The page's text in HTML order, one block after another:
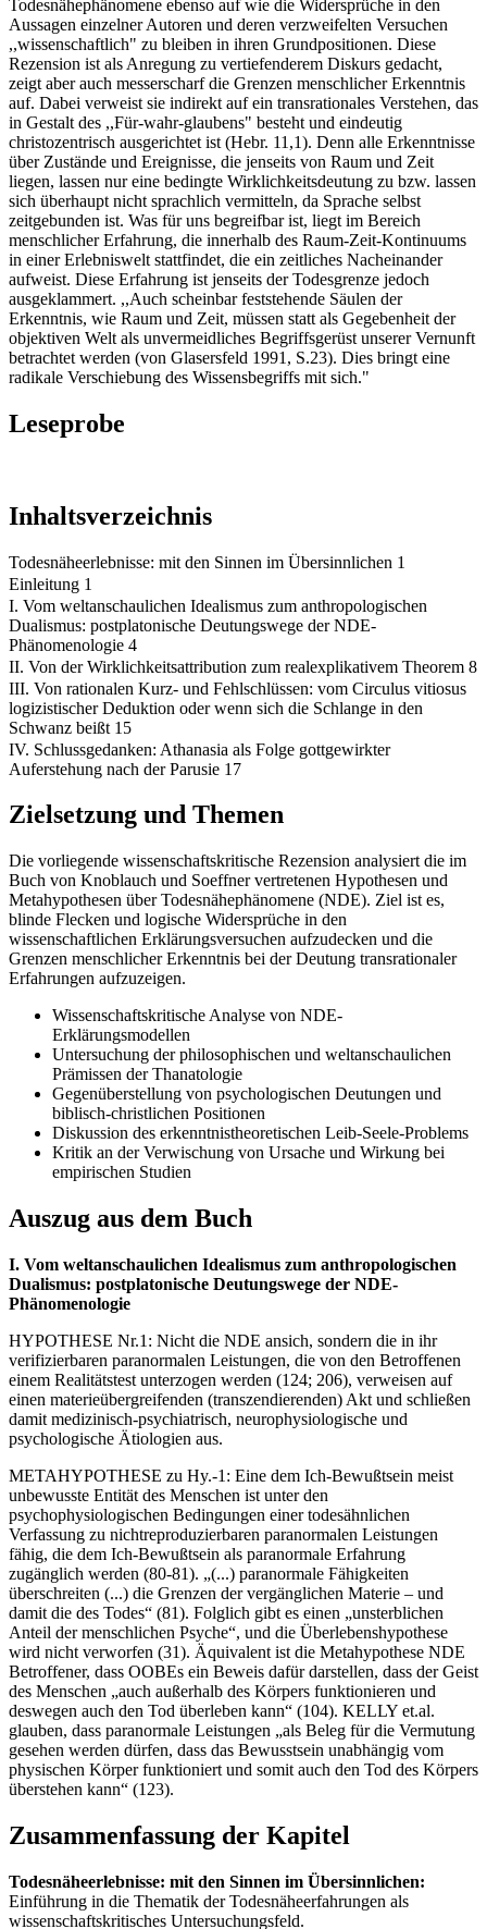
Todesnähephänomene ebenso auf wie die Widersprüche in den
Aussagen einzelner Autoren und deren verzweifelten Versuchen
,,wissenschaftlich" zu bleiben in ihren Grundpositionen. Diese
Rezension ist als Anregung zu vertiefenderem Diskurs gedacht,
zeigt aber auch messerscharf die Grenzen menschlicher Erkenntnis
auf. Dabei verweist sie indirekt auf ein transrationales Verstehen, das
in Gestalt des ,,Für-wahr-glaubens" besteht und eindeutig
christozentrisch ausgerichtet ist (Hebr. 11,1). Denn alle Erkenntnisse
über Zustände und Ereignisse, die jenseits von Raum und Zeit
liegen, lassen nur eine bedingte Wirklichkeitsdeutung zu bzw. lassen
sich überhaupt nicht sprachlich vermitteln, da Sprache selbst
zeitgebunden ist. Was für uns begreifbar ist, liegt im Bereich
menschlicher Erfahrung, die innerhalb des Raum-Zeit-Kontinuums
in einer Erlebniswelt stattfindet, die ein zeitliches Nacheinander
aufweist. Diese Erfahrung ist jenseits der Todesgrenze jedoch
ausgeklammert. ,,Auch scheinbar feststehende Säulen der
Erkenntnis, wie Raum und Zeit, müssen statt als Gegebenheit der
objektiven Welt als unvermeidliches Begriffsgerüst unserer Vernunft
betrachtet werden (von Glasersfeld 1991, S.23). Dies bringt eine
radikale Verschiebung des Wissensbegriffs mit sich."
Leseprobe
Inhaltsverzeichnis
Todesnäheerlebnisse: mit den Sinnen im Übersinnlichen 1
Einleitung 1
I. Vom weltanschaulichen Idealismus zum anthropologischen
Dualismus: postplatonische Deutungswege der NDE-
Phänomenologie 4
II. Von der Wirklichkeitsattribution zum realexplikativem Theorem 8
III. Von rationalen Kurz- und Fehlschlüssen: vom Circulus vitiosus
logizistischer Deduktion oder wenn sich die Schlange in den
Schwanz beißt 15
IV. Schlussgedanken: Athanasia als Folge gottgewirkter
Auferstehung nach der Parusie 17
Zielsetzung und Themen
Die vorliegende wissenschaftskritische Rezension analysiert die im
Buch von Knoblauch und Soeffner vertretenen Hypothesen und
Metahypothesen über Todesnähephänomene (NDE). Ziel ist es,
blinde Flecken und logische Widersprüche in den
wissenschaftlichen Erklärungsversuchen aufzudecken und die
Grenzen menschlicher Erkenntnis bei der Deutung transrationaler
Erfahrungen aufzuzeigen.
Wissenschaftskritische Analyse von NDE-
Erklärungsmodellen
Untersuchung der philosophischen und weltanschaulichen
Prämissen der Thanatologie
Gegenüberstellung von psychologischen Deutungen und
biblisch-christlichen Positionen
Diskussion des erkenntnistheoretischen Leib-Seele-Problems
Kritik an der Verwischung von Ursache und Wirkung bei
empirischen Studien
Auszug aus dem Buch
I. Vom weltanschaulichen Idealismus zum anthropologischen
Dualismus: postplatonische Deutungswege der NDE-
Phänomenologie
HYPOTHESE Nr.1: Nicht die NDE ansich, sondern die in ihr
verifizierbaren paranormalen Leistungen, die von den Betroffenen
einem Realitätstest unterzogen werden (124; 206), verweisen auf
einen materieübergreifenden (transzendierenden) Akt und schließen
damit medizinisch-psychiatrisch, neurophysiologische und
psychologische Ätiologien aus.
METAHYPOTHESE zu Hy.-1: Eine dem Ich-Bewußtsein meist
unbewusste Entität des Menschen ist unter den
psychophysiologischen Bedingungen einer todesähnlichen
Verfassung zu nichtreproduzierbaren paranormalen Leistungen
fähig, die dem Ich-Bewußtsein als paranormale Erfahrung
zugänglich werden (80-81). „(...) paranormale Fähigkeiten
überschreiten (...) die Grenzen der vergänglichen Materie – und
damit die des Todes“ (81). Folglich gibt es einen „unsterblichen
Anteil der menschlichen Psyche“, und die Überlebenshypothese
wird nicht verworfen (31). Äquivalent ist die Metahypothese NDE
Betroffener, dass OOBEs ein Beweis dafür darstellen, dass der Geist
des Menschen „auch außerhalb des Körpers funktionieren und
deswegen auch den Tod überleben kann“ (104). KELLY et.al.
glauben, dass paranormale Leistungen „als Beleg für die Vermutung
gesehen werden dürfen, dass das Bewusstsein unabhängig vom
physischen Körper funktioniert und somit auch den Tod des Körpers
überstehen kann“ (123).
Zusammenfassung der Kapitel
Todesnäheerlebnisse: mit den Sinnen im Übersinnlichen:
Einführung in die Thematik der Todesnäheerfahrungen als
wissenschaftskritisches Untersuchungsfeld.